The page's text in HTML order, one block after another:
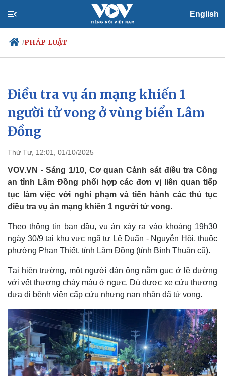
English
/PHÁP LUẬT
Chính trị
Tổ chức nhân sự
Quốc hội
Nhận diện sự thật
Xã hội
Tin 24h
Dự báo thời tiết
Điều tra vụ án mạng khiến 1
người tử vong ở vùng biển Lâm
Đồng
Thứ Tư, 12:01, 01/10/2025
VOV.VN - Sáng 1/10, Cơ quan Cảnh sát điều tra Công
an tỉnh Lâm Đồng phối hợp các đơn vị liên quan tiếp
tục làm việc với nghi phạm và tiến hành các thủ tục
điều tra vụ án mạng khiến 1 người tử vong.
Theo thông tin ban đầu, vụ án xảy ra vào khoảng 19h30
ngày 30/9 tại khu vực ngã tư Lê Duẩn - Nguyễn Hội, thuộc
phường Phan Thiết, tỉnh Lâm Đồng (tỉnh Bình Thuận cũ).
Tại hiện trường, một người đàn ông nằm gục ở lề đường
với vết thương chảy máu ở ngực. Dù được xe cứu thương
đưa đi bệnh viện cấp cứu nhưng nạn nhân đã tử vong.